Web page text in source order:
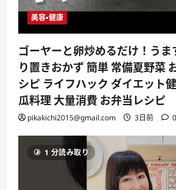
美容・健康
ゴーヤーと卵炒めるだけ！うま
り置きおかず 簡単 常備夏野菜
シピ ライフハック ダイエット
瓜料理 大量消費 お弁当レシピ
pikakichi2015@gmail.com 3日前 0
1 分読み取り